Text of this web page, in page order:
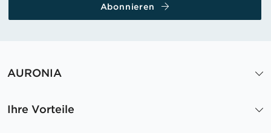
Abonnieren
AURONIA
Ihre Vorteile